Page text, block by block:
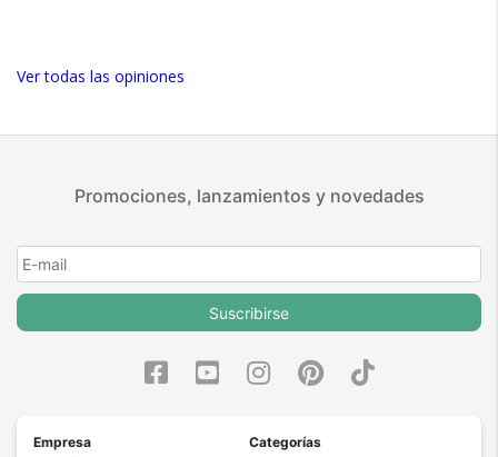
Ver todas las opiniones
Promociones, lanzamientos y novedades
Suscribirse
Empresa
Categorías